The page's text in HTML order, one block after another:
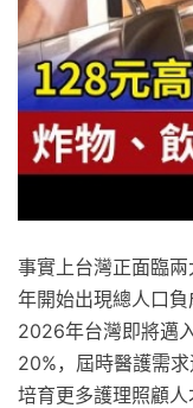
事實上台灣正面臨
年開始出現總人口
2026年台灣即將邁
20%，屆時醫護需
培育更多護理照顧